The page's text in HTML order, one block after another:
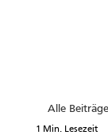
Alle Beiträge
1 Min. Lesezeit